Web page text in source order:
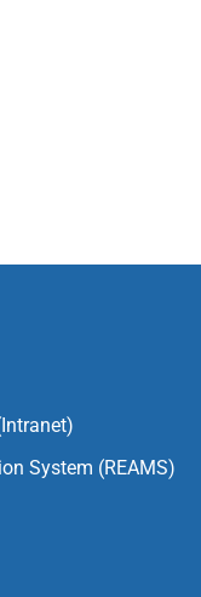
System (REAMS)